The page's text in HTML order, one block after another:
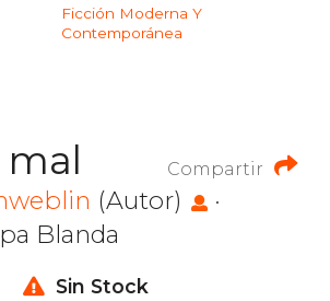
Ficción Moderna Y
Contemporánea
Compartir
mal
(Autor)
·
Blanda
Sin Stock